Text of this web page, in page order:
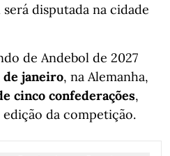
disputada na cidade
de Andebol de 2027
de janeiro, na Alemanha,
cinco confederações,
edição da competição.